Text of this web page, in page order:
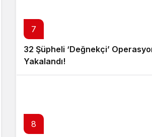
7
32 Şüpheli ‘Değnekçi’
Yakalandı!
8